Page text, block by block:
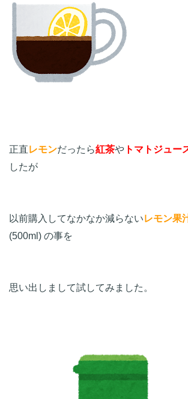
正直レモンだったら紅茶や トマトジュー
したが
以前購入してなかなか減らないレモン果
(500ml) の事を
思い出しまして試してみました。